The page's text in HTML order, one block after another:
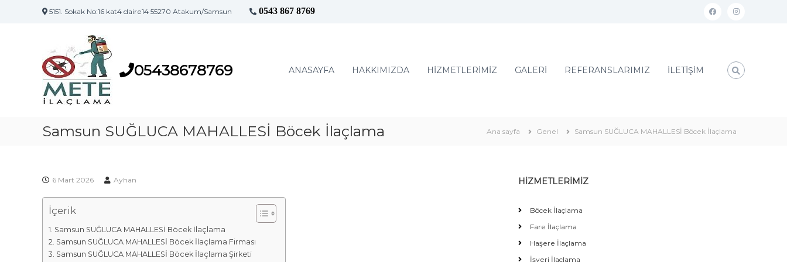
5151. Sokak No:16 kat4 daire14 55270 Atakum/Samsun 0543 867 8769
s
a
m
F
i
r
u
n
İ
ç
a
a
M
a
05438678769 ANASAYFA HAKKIMIZDA HİZMETLERİMİZ GALERİ REFERANSLARIMIZ İLETİŞİM
Samsun SUĞLUCA MAHALLESİ Böcek İlaçlama Ana sayfa Genel Samsun SUĞLUCA MAHALLESİ Böcek İlaçlama
6 Mart 2026 Ayhan
İçerik
Samsun SUĞLUCA MAHALLESİ Böcek İlaçlama
Samsun SUĞLUCA MAHALLESİ Böcek İlaçlama Firması
Samsun SUĞLUCA MAHALLESİ Böcek İlaçlama Şirketi
HİZMETLERİMİZ
Böcek İlaçlama
Fare İlaçlama
Haşere İlaçlama
İşyeri İlaçlama